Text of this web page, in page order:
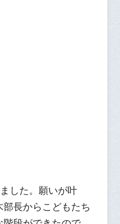
した。願いが叶
長からこどもたち